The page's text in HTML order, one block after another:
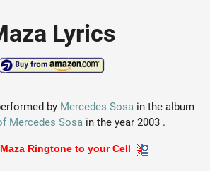
Lyrics
by Mercedes Sosa in the album
Mercedes Sosa in the year 2003 .
Ringtone to your Cell